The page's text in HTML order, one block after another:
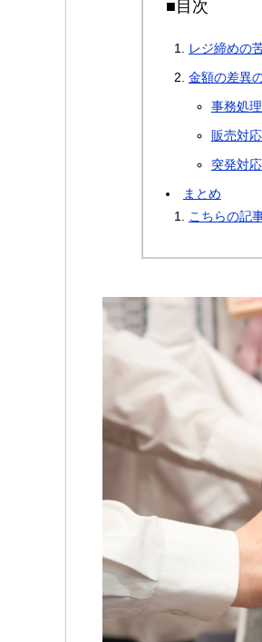
■目次
レジ締めの
金額の差異
事務処
販売対
突発対
まとめ
こちらの記